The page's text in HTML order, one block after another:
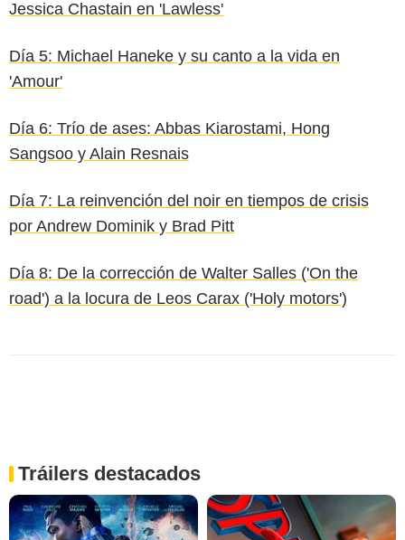
Jessica Chastain en 'Lawless'
Día 5: Michael Haneke y su canto a la vida en
'Amour'
Día 6: Trío de ases: Abbas Kiarostami, Hong
Sangsoo y Alain Resnais
Día 7: La reinvención del noir en tiempos de crisis
por Andrew Dominik y Brad Pitt
Día 8: De la corrección de Walter Salles ('On the
road') a la locura de Leos Carax ('Holy motors')
Tráilers destacados